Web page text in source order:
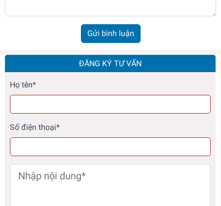
ĐĂNG KÝ TƯ VẤN
Họ tên*
Số điện thoại*
Gửi bình luận